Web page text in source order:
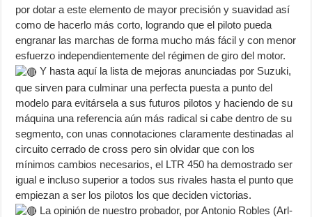
por dotar a este elemento de mayor precisión y suavidad así
como de hacerlo más corto, logrando que el piloto pueda
engranar las marchas de forma mucho más fácil y con menor
esfuerzo independientemente del régimen de giro del motor.
Y hasta aquí la lista de mejoras anunciadas por Suzuki,
que sirven para culminar una perfecta puesta a punto del
modelo para evitársela a sus futuros pilotos y haciendo de su
máquina una referencia aún más radical si cabe dentro de su
segmento, con unas connotaciones claramente destinadas al
circuito cerrado de cross pero sin olvidar que con los
mínimos cambios necesarios, el LTR 450 ha demostrado ser
igual e incluso superior a todos sus rivales hasta el punto que
empiezan a ser los pilotos los que deciden victorias.
La opinión de nuestro probador, por Antonio Robles (Arl-